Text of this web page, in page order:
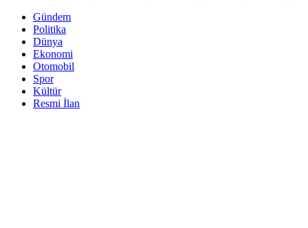
Gündem
Politika
Dünya
Ekonomi
Otomobil
Spor
Kültür
Resmi İlan